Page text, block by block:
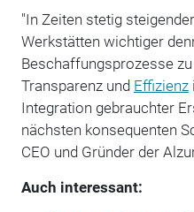
"In Zeiten stetig steigender
Werkstätten wichtiger
Beschaffungsprozesse
Transparenz und Effizienz
Integration gebrauchter
nächsten konsequenten
CEO und Gründer der
Auch interessant: